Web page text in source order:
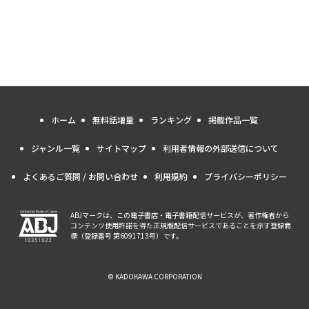
ホーム 無料話増量 ランキング 掲載作品一覧
ジャンル一覧 サイトマップ 利用者情報の外部送信について
よくあるご質問 / お問い合わせ 利用規約 プライバシーポリシー
ABJマークは、この電子書店・電子書籍配信サービスが、著作権者から
コンテンツ使用許諾を得た正規版配信サービスであることを示す登録商
標（登録番号 第6091713号）です。
© KADOKAWA CORPORATION